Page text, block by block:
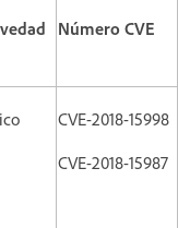
Número CVE
CVE-2018-15998
CVE-2018-15987